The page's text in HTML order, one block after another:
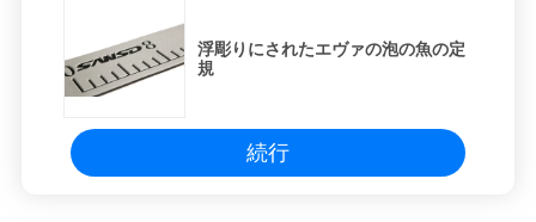
浮彫りにされたエヴァの泡の魚の定
規
続行